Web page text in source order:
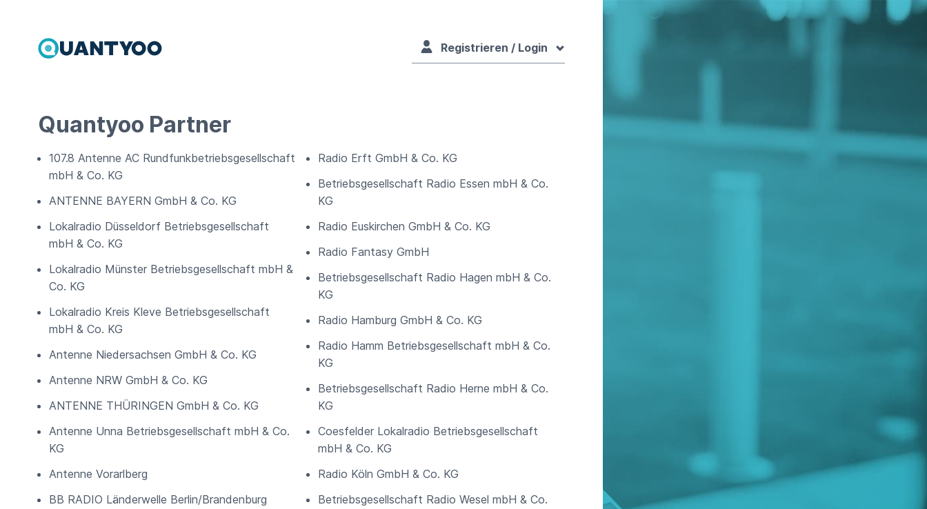
Registrieren / Login
Quantyoo Partner
107.8 Antenne AC Rundfunkbetriebsgesellschaft
mbH & Co. KG
ANTENNE BAYERN GmbH & Co. KG
Lokalradio Düsseldorf Betriebsgesellschaft
mbH & Co. KG
Lokalradio Münster Betriebsgesellschaft mbH &
Co. KG
Lokalradio Kreis Kleve Betriebsgesellschaft
mbH & Co. KG
Antenne Niedersachsen GmbH & Co. KG
Antenne NRW GmbH & Co. KG
ANTENNE THÜRINGEN GmbH & Co. KG
Antenne Unna Betriebsgesellschaft mbH & Co.
KG
Antenne Vorarlberg
BB RADIO Länderwelle Berlin/Brandenburg
Radio Erft GmbH & Co. KG
Betriebsgesellschaft Radio Essen mbH & Co.
KG
Radio Euskirchen GmbH & Co. KG
Radio Fantasy GmbH
Betriebsgesellschaft Radio Hagen mbH & Co.
KG
Radio Hamburg GmbH & Co. KG
Radio Hamm Betriebsgesellschaft mbH & Co.
KG
Betriebsgesellschaft Radio Herne mbH & Co.
KG
Coesfelder Lokalradio Betriebsgesellschaft
mbH & Co. KG
Radio Köln GmbH & Co. KG
Betriebsgesellschaft Radio Wesel mbH & Co.